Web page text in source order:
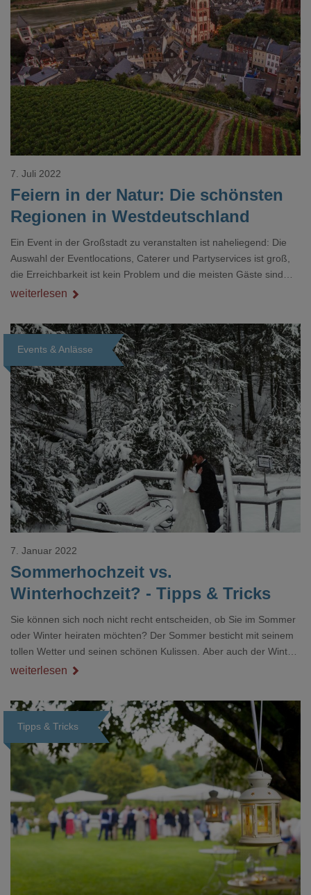
Loading...
Feiern in der Natur: Die schönsten
Regionen in Westdeutschland
7. Juli 2022
Ein Event in der Großstadt zu veranstalten ist naheliegend: Die
Auswahl der Eventlocations, Caterer und Partyservices ist groß,
die Erreichbarkeit ist kein Problem und die meisten Gäste sind
auch schon vor Ort. Allerdings ist auch die Umgebung gewohnt
Eindrücke und Erlebnisse bekommt man auch nicht. Anlass
genug um einmal komplett umzudenken, es lohnt sich!
weiterlesen
Events & Anlässe
Loading...
Sommerhochzeit vs.
Winterhochzeit? - Tipps & Tricks
7. Januar 2022
Sie können sich noch nicht recht entscheiden, ob Sie im Sommer
oder Winter heiraten möchten? Der Sommer besticht mit seinem
tollen Wetter und seinen schönen Kulissen. Aber auch der Winter
hat ebenso einiges zu bieten. Winterhochzeiten gehören definitiv
bei der Terminauswahl und auch die Landschaft gibt einige
Anreize für Fotomotive. Wir haben für Sie die Vor- und Nachteile
der jeweiligen Jahreszeiten nachfolgend zusammengefa
weiterlesen
Tipps & Tricks